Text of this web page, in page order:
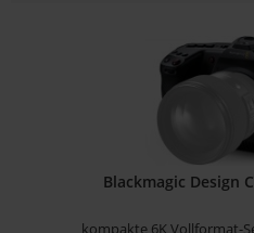
Blackmagic Design
kompakte 6K Vollformat-